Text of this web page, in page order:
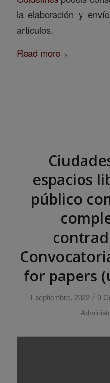
la elaboración y
artículos.
Read more
espacios
público
for papers
1 septiembre, 2022 / 0